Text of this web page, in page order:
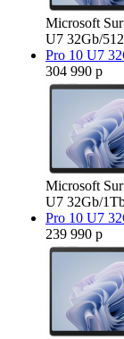
Microsoft
U7 32Gb/
Pro 10 U7
304 990 р
Microsoft
U7 32Gb/
Pro 10 U7
239 990 р